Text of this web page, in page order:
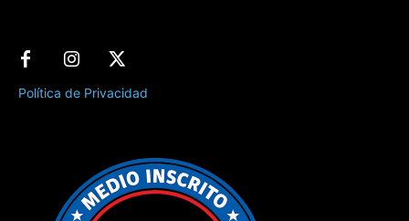
Política de Privacidad